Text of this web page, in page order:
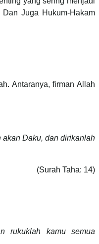
Juga Hukum-Hakam
Antaranya, firman Allah
Daku, dan dirikanlah
(Surah Taha: 14)
rukuklah kamu semua